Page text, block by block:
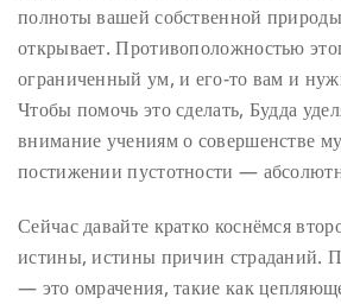
полноты вашей собственной
открывает. Противоположностью
ограниченный ум, и его-то вам и
Чтобы помочь это сделать, Будда
внимание учениям о совершенстве
постижении пустотности —
Сейчас давайте кратко коснёмся
истины, истины причин страданий.
— это омрачения, такие как